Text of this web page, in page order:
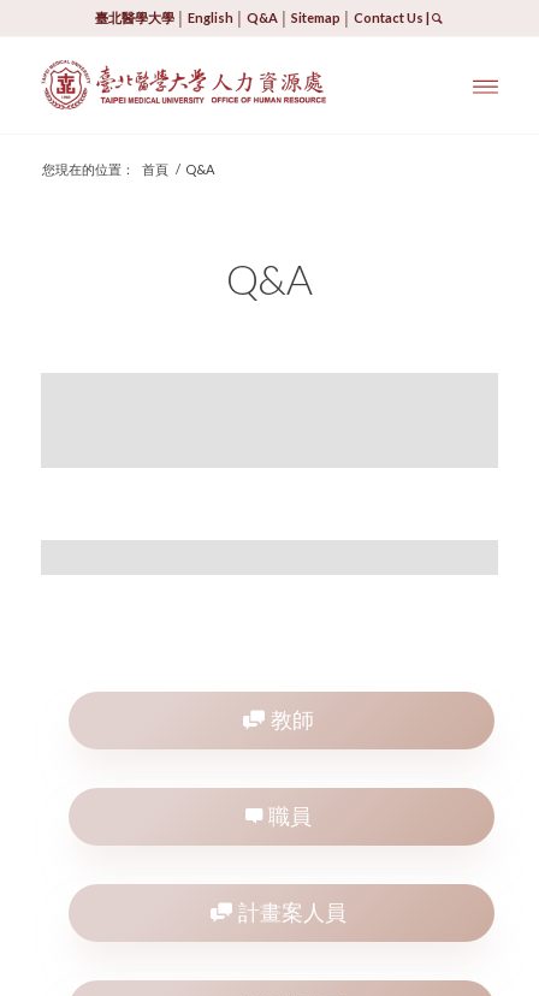
臺北醫學大學 │English │Q&A │Sitemap │Contact Us |
您現在的位置： 首頁 / Q&A
Q&A
教師
職員
計畫案人員